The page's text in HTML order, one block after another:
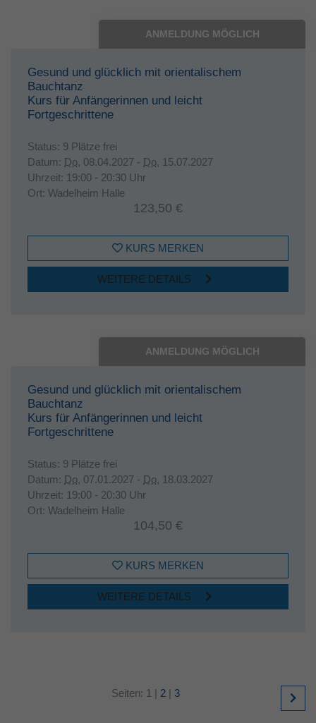
ANMELDUNG MÖGLICH
Gesund und glücklich mit orientalischem
Bauchtanz
Kurs für Anfängerinnen und leicht
Fortgeschrittene
Status: 9 Plätze frei
Datum: Do. 08.04.2027 - Do. 15.07.2027
Uhrzeit: 19:00 - 20:30 Uhr
Ort: Wadelheim Halle
123,50 €
KURS MERKEN
WEITERE DETAILS
ANMELDUNG MÖGLICH
Gesund und glücklich mit orientalischem
Bauchtanz
Kurs für Anfängerinnen und leicht
Fortgeschrittene
Status: 9 Plätze frei
Datum: Do. 07.01.2027 - Do. 18.03.2027
Uhrzeit: 19:00 - 20:30 Uhr
Ort: Wadelheim Halle
104,50 €
KURS MERKEN
WEITERE DETAILS
Seiten: 1 | 2 | 3